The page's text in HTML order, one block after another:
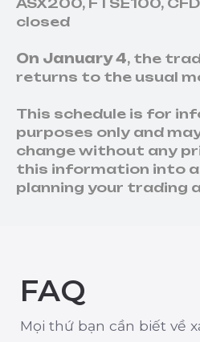
ASX200, FTSE100,
closed
On January 4, the
returns to the usual
This schedule is for
purposes only and
change without any
this information into
planning your trading